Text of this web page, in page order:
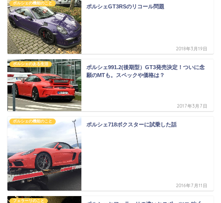
ポルシェの機能のこと
ポルシェGT3RSのリコール問題
2018年3月19日
ポルシェのある生活
ポルシェ991.2(後期型）GT3発売決定！ついに念
願のMTも。スペックや価格は？
2017年3月7日
ポルシェの機能のこと
ポルシェ718ボクスターに試乗した話
2016年7月11日
フェラーリのこと